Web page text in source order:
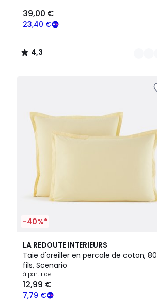
23,40 €
39,00 €
4,3
/
-40%*
LA REDOUTE INTERIEURS
Taie d'oreiller en percale de coton, 80
fils, Scenario
à partir de
7,79 €
12,99 €
4,2
/ 5
20
Couleurs